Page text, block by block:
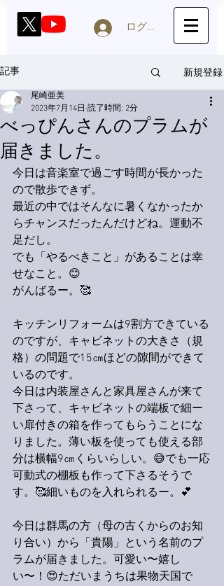
ログイン
記事 新規登録
べっぴんさんのプラムが
届きました。
尾崎亜美
2023年7月14日 読了時間: 2分
今日は音楽室で過ごす時間が長かった
ので散歩できず。
最近の中ではそんなに暑くなかったか
らチャンスだったんだけどね。運動不
足だし。
でも「やるべきこと」があることは幸
せなこと。😊
がんばるー。🥰
キッチンリフォームは9割方できている
のですが、キャビネットの大きさ（規
格）の問題で15㎝ほどの隙間ができて
いるのです。
今日は内装屋さんと家具屋さんが来て
下さって、キャビネットの端板で細ー
い扉付きの箱を作ってもらうことにな
りました。薄い板を使っても使える部
分は横幅9㎝くらいらしい。😅でも一応
可動式の棚板も作って下さるそうで
す。🥰細いものを入れられるー。💕
今日は群馬の方（母の古くからのお知
り合い）から「貴陽」という名前のプ
ラムが届きました。可愛い〜嬉し
い〜！😍ただいまうちは果物天国で